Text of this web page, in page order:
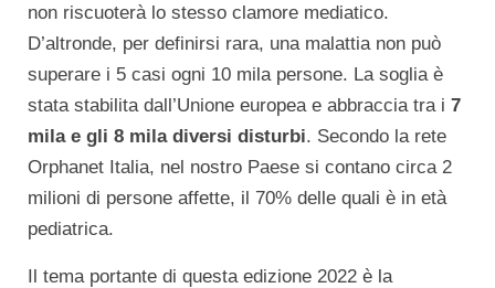
non riscuoterà lo stesso clamore mediatico.
D’altronde, per definirsi rara, una malattia non può
superare i 5 casi ogni 10 mila persone. La soglia è
stata stabilita dall’Unione europea e abbraccia tra i 7
mila e gli 8 mila diversi disturbi. Secondo la rete
Orphanet Italia, nel nostro Paese si contano circa 2
milioni di persone affette, il 70% delle quali è in età
pediatrica.
Il tema portante di questa edizione 2022 è la